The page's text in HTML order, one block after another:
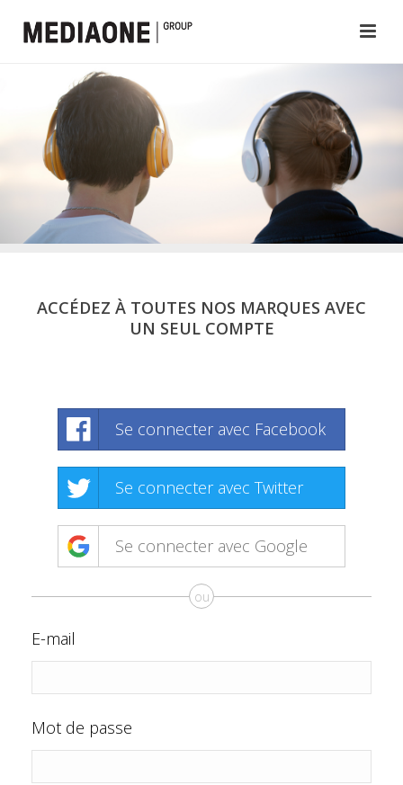
ACCÉDEZ À TOUTES NOS MARQUES AVEC
UN SEUL COMPTE
Se connecter avec Facebook
Se connecter avec Twitter
Se connecter avec Google
ou
E-mail
Mot de passe